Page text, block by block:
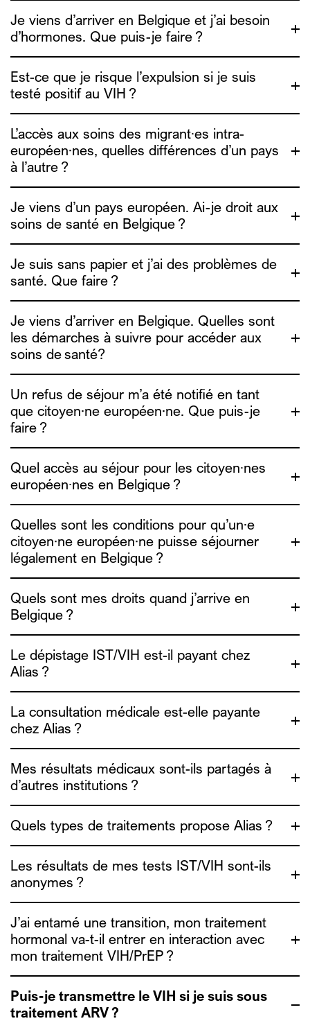
Je viens d’arriver en Belgique et j’ai besoin
d’hormones. Que puis-je faire ?
Genres Pluriels
Est-ce que je risque l’expulsion si je suis
testé positif au VIH ?
L’accès aux soins des migrant∙es intra-
européen·nes, quelles différences d’un pays
à l’autre ?
Medimmigrant
Je viens d’un pays européen. Ai-je droit aux
soins de santé en Belgique ?
Medimmigrant
Je suis sans papier et j’ai des problèmes de
santé. Que faire ?
Medimmigrant
Je viens d’arriver en Belgique. Quelles sont
les démarches à suivre pour accéder aux
soins de santé?
Medimmigrant
Un refus de séjour m’a été notifié en tant
que citoyen·ne européen·ne. Que puis-je
faire ?
ADDE
Quel accès au séjour pour les citoyen∙nes
européen∙nes en Belgique ?
l’ADDE
Quelles sont les conditions pour qu’un·e
citoyen·ne européen·ne puisse séjourner
légalement en Belgique ?
Quels sont mes droits quand j’arrive en
Belgique ?
l’Association pour le droit des
étrangers (ADDE)
Le dépistage IST/VIH est-il payant chez
Alias ?
La consultation médicale est-elle payante
chez Alias ?
ici
Mes résultats médicaux sont-ils partagés à
d’autres institutions ?
Quels types de traitements propose Alias ?
Les résultats de mes tests IST/VIH sont-ils
anonymes ?
rendez-vous ici
J’ai entamé une transition, mon traitement
hormonal va-t-il entrer en interaction avec
mon traitement VIH/PrEP ?
Puis-je transmettre le VIH si je suis sous
traitement ARV ?